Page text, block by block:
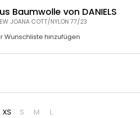
Baumwolle von DANIELS
JOANA COTT/NYLON 77/23
Wunschliste hinzufügen
XS S M L